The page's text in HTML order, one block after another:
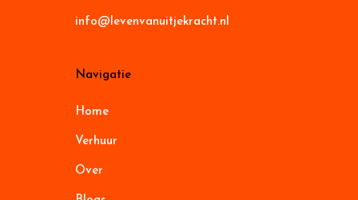
info@levenvanuitjekracht.nl
Navigatie
Home
Verhuur
Over